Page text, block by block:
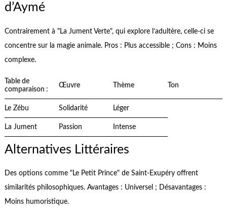
d’Aymé
Contrairement à "La Jument Verte", qui explore l’adultère, celle-ci se
concentre sur la magie animale. Pros : Plus accessible ; Cons : Moins
complexe.
Table de
comparaison :
Œuvre Thème Ton
Le Zébu Solidarité Léger
La Jument Passion Intense
Alternatives Littéraires
Des options comme "Le Petit Prince" de Saint-Exupéry offrent
similarités philosophiques. Avantages : Universel ; Désavantages :
Moins humoristique.